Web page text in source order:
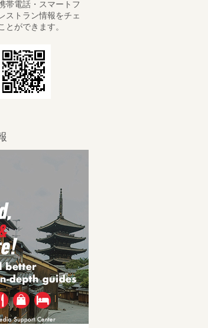
帯電話・スマートフ
ストラン情報をチェ
とができます。